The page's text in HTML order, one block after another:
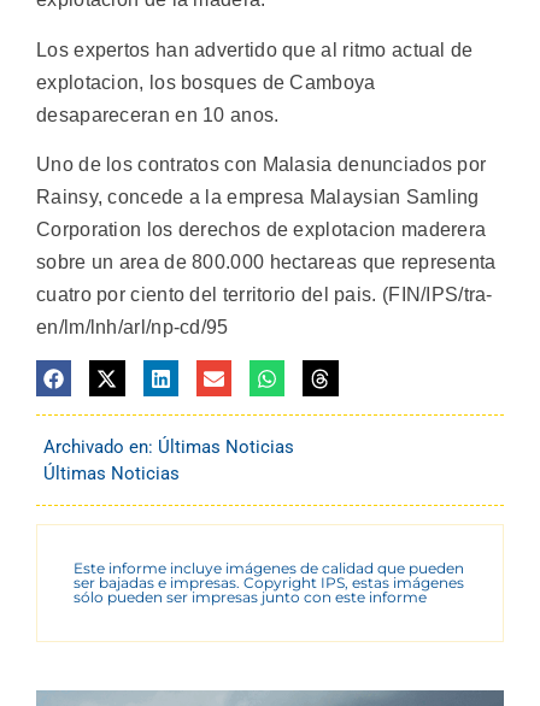
Los expertos han advertido que al ritmo actual de
explotacion, los bosques de Camboya
desapareceran en 10 anos.
Uno de los contratos con Malasia denunciados por
Rainsy, concede a la empresa Malaysian Samling
Corporation los derechos de explotacion maderera
sobre un area de 800.000 hectareas que representa
cuatro por ciento del territorio del pais. (FIN/IPS/tra-
en/lm/lnh/arl/np-cd/95
Archivado en: Últimas Noticias
Últimas Noticias
Este informe incluye imágenes de calidad que pueden
ser bajadas e impresas. Copyright IPS, estas imágenes
sólo pueden ser impresas junto con este informe